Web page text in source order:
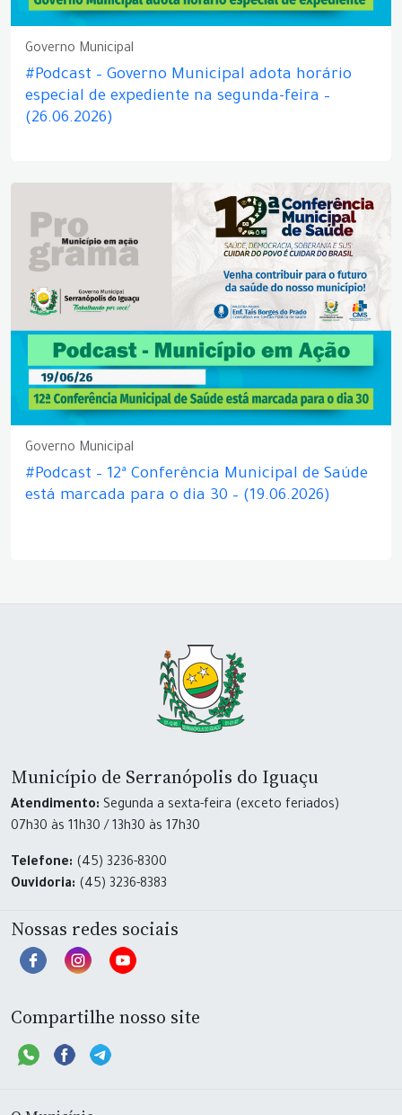
Governo Municipal
#Podcast – Governo Municipal adota horário
especial de expediente na segunda-feira –
(26.06.2026)
Governo Municipal
#Podcast – 12ª Conferência Municipal de Saúde
está marcada para o dia 30 – (19.06.2026)
Município de Serranópolis do Iguaçu
Atendimento: Segunda a sexta-feira (exceto feriados)
07h30 às 11h30 / 13h30 às 17h30
Telefone: (45) 3236-8300
Ouvidoria: (45) 3236-8383
Nossas redes sociais
Compartilhe nosso site